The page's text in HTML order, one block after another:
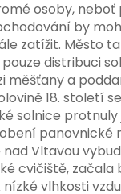
osoby,
by
zatížit. Město
distribuci
měšťany a
18. století
solnice protnuly
panovnické
nad Vltavou
cvičiště, začala
vlhkosti